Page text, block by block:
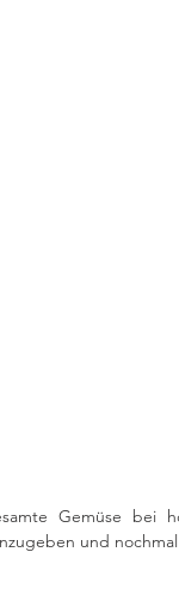
Gemüse bei
und